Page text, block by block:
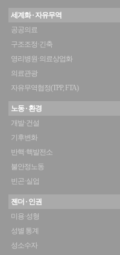
세계화 · 자유무역
공공의료
구조조정·긴축
영리병원·의료상업화
의료관광
자유무역협정(TPP, FTA)
노동 · 환경
개발·건설
기후변화
반핵·핵발전소
불안정노동
빈곤·실업
젠더 · 인권
미용·성형
성별 통계
성소수자